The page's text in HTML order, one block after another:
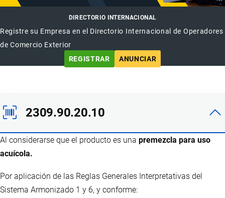
DIRECTORIO INTERNACIONAL
Registre su Empresa en el Directorio Internacional de Operadores
de Comercio Exterior
REGISTRAR
ANUNCIAR
2309.90.20.10
Al considerarse que el producto es una premezcla para uso
acuícola.
Por aplicación de las Reglas Generales Interpretativas del
Sistema Armonizado 1 y 6, y conforme: